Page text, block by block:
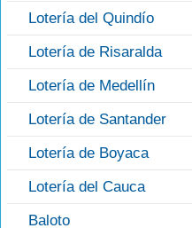
Lotería del Quindío
Lotería de Risaralda
Lotería de Medellín
Lotería de Santander
Lotería de Boyaca
Lotería del Cauca
Baloto